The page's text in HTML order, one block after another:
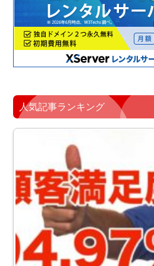
人気記事ランキング